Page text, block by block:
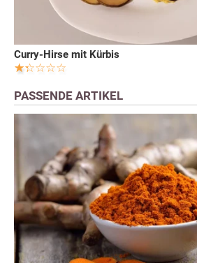
Curry-Hirse mit Kürbis
PASSENDE ARTIKEL